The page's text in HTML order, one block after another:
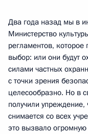
Два года назад мы в
Министерство
регламентов,
выбор: или они будут
силами частных
с точки зрения
целесообразно. Но в
получили
снимается со всех
это вызвало огромную